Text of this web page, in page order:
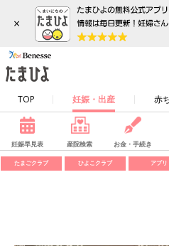
×
TOP 妊娠・出産 赤
妊娠早見表 産院検索 お金・手続き
たまごクラブ ひよこクラブ アプリ